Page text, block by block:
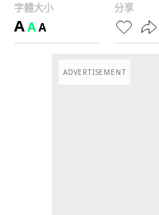
字體大小
AAA
分享
ADVERTISEMENT